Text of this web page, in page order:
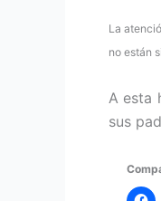
La
no están
A esta
sus